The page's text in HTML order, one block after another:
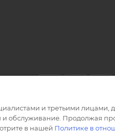
и третьими лицами,
и обслуживание. Продолжая
в нашей Политике в